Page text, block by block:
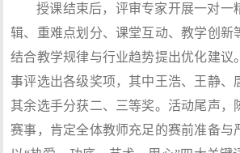
授课结束后，评审专家开展一对一
辑、重难点划分、课堂互动、教学创新
结合教学规律与行业趋势提出优化建议
事评选出各级奖项，其中王浩、王静、
其余选手分获二、三等奖。活动尾声，
赛事，肯定全体教师充足的赛前准备与